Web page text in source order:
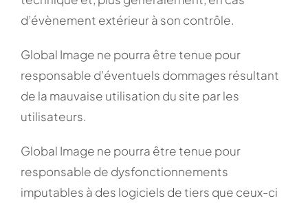
d’évènement extérieur à son contrôle.
Global Image ne pourra être tenue pour
responsable d’éventuels dommages résultant
de la mauvaise utilisation du site par les
utilisateurs.
Global Image ne pourra être tenue pour
responsable de dysfonctionnements
imputables à des logiciels de tiers que ceux-ci